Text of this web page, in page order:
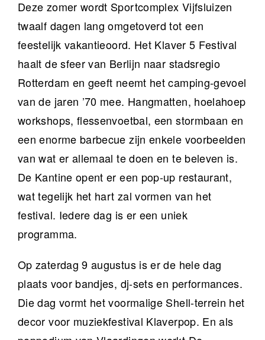
Deze zomer wordt Sportcomplex Vijfsluizen
twaalf dagen lang omgetoverd tot een
feestelijk vakantieoord. Het Klaver 5 Festival
haalt de sfeer van Berlijn naar stadsregio
Rotterdam en geeft neemt het camping-gevoel
van de jaren ’70 mee. Hangmatten, hoelahoep
workshops, flessenvoetbal, een stormbaan en
een enorme barbecue zijn enkele voorbeelden
van wat er allemaal te doen en te beleven is.
De Kantine opent er een pop-up restaurant,
wat tegelijk het hart zal vormen van het
festival. Iedere dag is er een uniek
programma.
Op zaterdag 9 augustus is er de hele dag
plaats voor bandjes, dj-sets en performances.
Die dag vormt het voormalige Shell-terrein het
decor voor muziekfestival Klaverpop. En als